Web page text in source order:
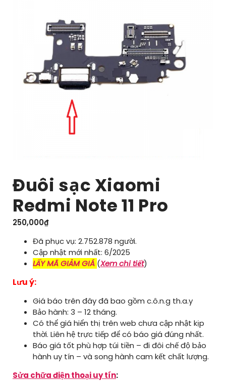
Đuôi sạc Xiaomi
Redmi Note 11 Pro
250,000₫
Đã phục vụ: 2.752.878 người.
Cập nhật mới nhất: 6/2025
LẤY MÃ GIẢM GIÁ (Xem chi tiết)
Lưu ý:
Giá báo trên đây đã bao gồm c.ô.n.g th.a.y
Bảo hành: 3 – 12 tháng.
Có thể giá hiển thị trên web chưa cập nhật kịp
thời. Liên hệ trực tiếp để có báo giá đúng nhất.
Báo giá tốt phù hợp túi tiền – đi đôi chế độ bảo
hành uy tín – và song hành cam kết chất lượng.
Sửa chữa điện thoại uy tín: